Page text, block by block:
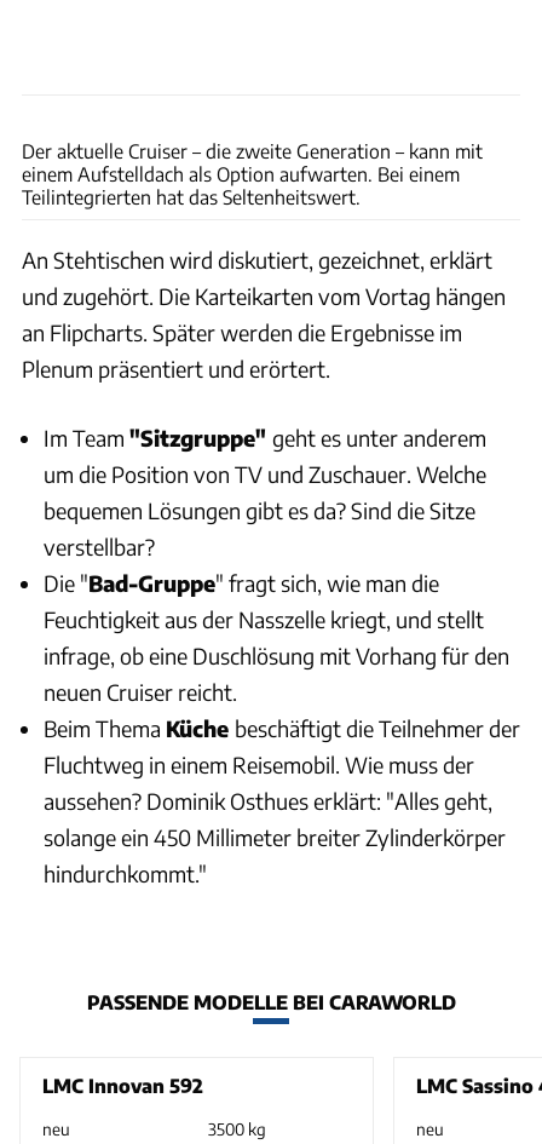
Der aktuelle Cruiser – die zweite Generation – kann mit
einem Aufstelldach als Option aufwarten. Bei einem
Teilintegrierten hat das Seltenheitswert.
An Stehtischen wird diskutiert, gezeichnet, erklärt
und zugehört. Die Karteikarten vom Vortag hängen
an Flipcharts. Später werden die Ergebnisse im
Plenum präsentiert und erörtert.
Im Team "Sitzgruppe" geht es unter anderem
um die Position von TV und Zuschauer. Welche
bequemen Lösungen gibt es da? Sind die Sitze
verstellbar?
Die "Bad-Gruppe" fragt sich, wie man die
Feuchtigkeit aus der Nasszelle kriegt, und stellt
infrage, ob eine Duschlösung mit Vorhang für den
neuen Cruiser reicht.
Beim Thema Küche beschäftigt die Teilnehmer der
Fluchtweg in einem Reisemobil. Wie muss der
aussehen? Dominik Osthues erklärt: "Alles geht,
solange ein 450 Millimeter breiter Zylinderkörper
hindurchkommt."
PASSENDE MODELLE BEI CARAWORLD
LMC Innovan 592
neu
3500 kg
LMC Sassino
neu